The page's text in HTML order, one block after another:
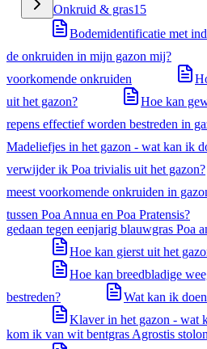
Onkruid & gras15
Bodemidentificatie met
de onkruiden in mijn gazon mij?
voorkomende onkruiden
uit het gazon?
Hoe kan
repens effectief worden bestreden in
Madeliefjes in het gazon - wat kan ik
verwijder ik Poa trivialis uit het gazon?
meest voorkomende onkruiden in
tussen Poa Annua en Poa Pratensis?
gedaan tegen eenjarig blauwgras Poa
Hoe kan gierst uit het
Hoe kan breedbladige
bestreden?
Wat kan ik
Klaver in het gazon - wat
kom ik van wit bentgras Agrostis